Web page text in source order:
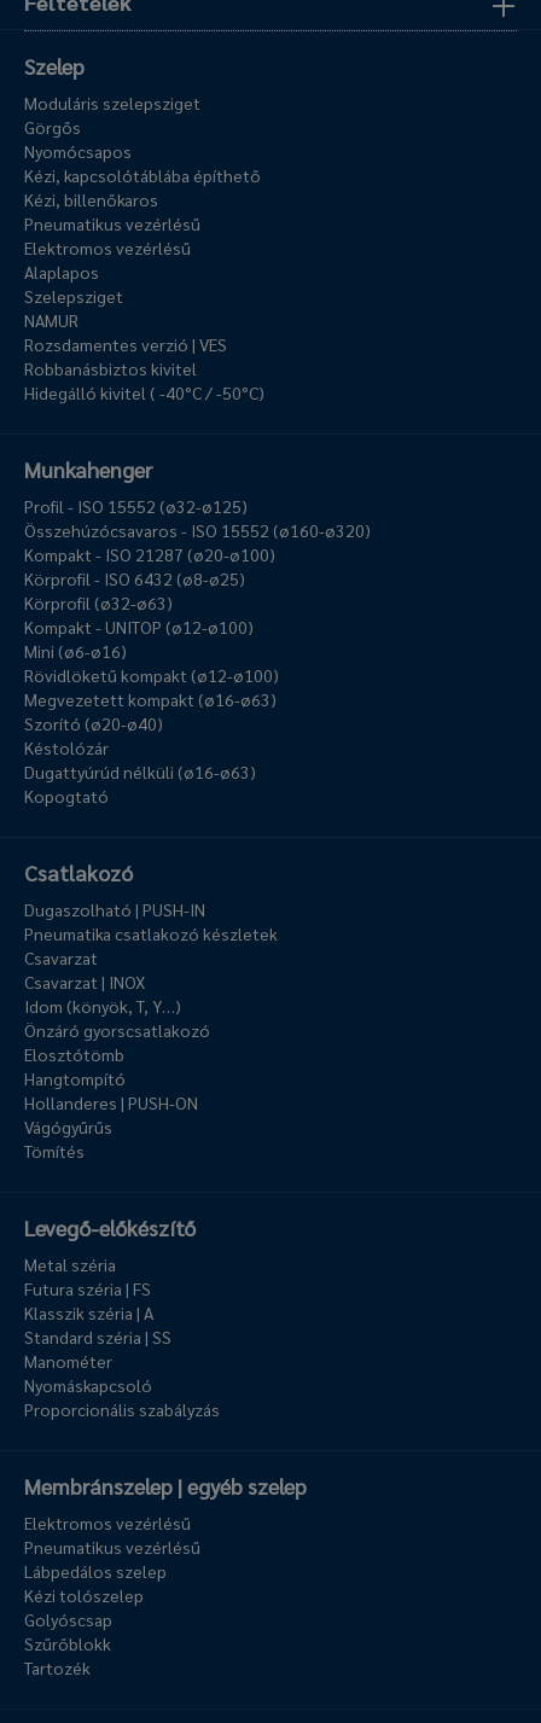
Szelep
Moduláris szelepsziget
Görgős
Nyomócsapos
Kézi, kapcsolótáblába építhető
Kézi, billenőkaros
Pneumatikus vezérlésű
Elektromos vezérlésű
Alaplapos
Szelepsziget
NAMUR
Rozsdamentes verzió | VES
Robbanásbiztos kivitel
Hidegálló kivitel ( -40°C / -50°C)
Munkahenger
Profil - ISO 15552 (ø32-ø125)
Összehúzócsavaros - ISO 15552 (ø160-ø320)
Kompakt - ISO 21287 (ø20-ø100)
Körprofil - ISO 6432 (ø8-ø25)
Körprofil (ø32-ø63)
Kompakt - UNITOP (ø12-ø100)
Mini (ø6-ø16)
Rövidlöketű kompakt (ø12-ø100)
Megvezetett kompakt (ø16-ø63)
Szorító (ø20-ø40)
Késtolózár
Dugattyúrúd nélküli (ø16-ø63)
Kopogtató
Csatlakozó
Dugaszolható | PUSH-IN
Pneumatika csatlakozó készletek
Csavarzat
Csavarzat | INOX
Idom (könyök, T, Y…)
Önzáró gyorscsatlakozó
Elosztótömb
Hangtompító
Hollanderes | PUSH-ON
Vágógyűrűs
Tömítés
Levegő-előkészítő
Metal széria
Futura széria | FS
Klasszik széria | A
Standard széria | SS
Manométer
Nyomáskapcsoló
Proporcionális szabályzás
Membránszelep | egyéb szelep
Elektromos vezérlésű
Pneumatikus vezérlésű
Lábpedálos szelep
Kézi tolószelep
Golyóscsap
Szűrőblokk
Tartozék